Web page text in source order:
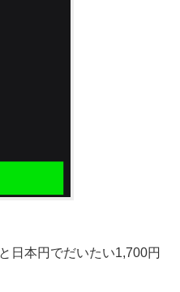
日本円でだいたい1,700円